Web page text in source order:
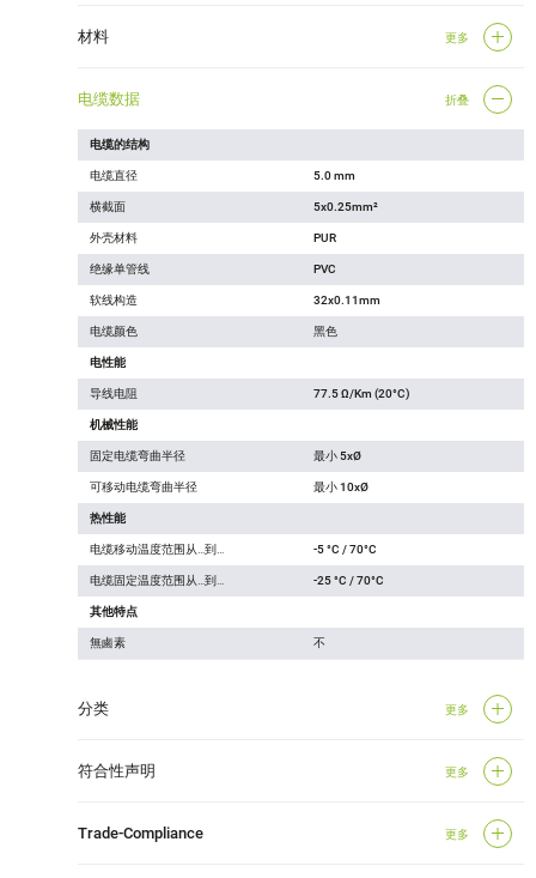
材料 更多
电缆数据 折叠
电缆的结构
电缆直径 5.0 mm
横截面 5x0.25mm²
外壳材料 PUR
绝缘单管线 PVC
软线构造 32x0.11mm
电缆颜色 黑色
电性能
导线电阻 77.5 Ω/Km (20°C)
机械性能
固定电缆弯曲半径 最小 5xØ
可移动电缆弯曲半径 最小 10xØ
热性能
电缆移动温度范围从…到… -5 °C / 70°C
电缆固定温度范围从…到… -25 °C / 70°C
其他特点
無鹵素 不
分类 更多
符合性声明 更多
Trade-Compliance 更多